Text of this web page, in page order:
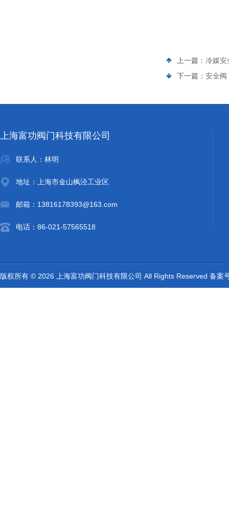
上一篇： 冷媒安
下一篇： 安全阀
上海富功阀门科技有限公司
联系人：林明
地址：上海市金山枫泾工业区
邮箱：13816178393@163.com
电话：86-021-57565518
版权所有 © 2026 上海富功阀门科技有限公司 All Rights Reserved 备案